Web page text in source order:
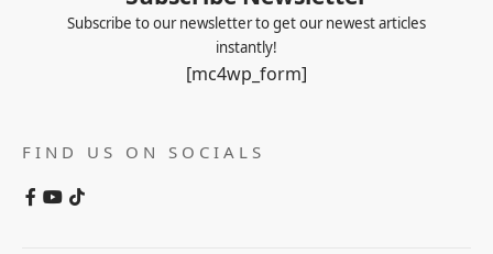
Subscribe to our newsletter to get our newest articles
instantly!
[mc4wp_form]
FIND US ON SOCIALS